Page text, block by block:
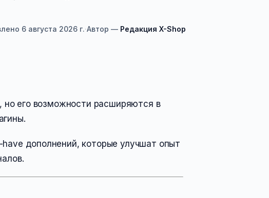
6 августа 2026 г.·Автор — Редакция X-Shop
но его возможности расширяются в
дополнений, которые улучшат опыт